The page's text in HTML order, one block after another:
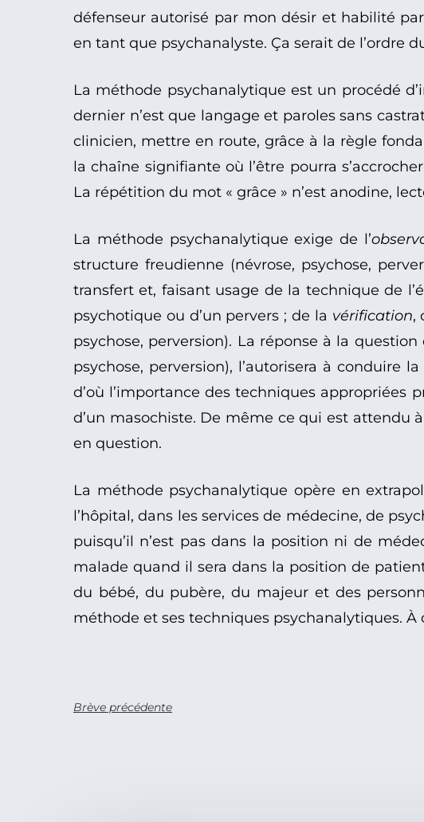
défenseur autorisé par mon désir et habilité
en tant que psychanalyste. Ça serait de l’ordre
La méthode psychanalytique est un procédé
dernier n’est que langage et paroles sans
clinicien, mettre en route, grâce à la règle
la chaîne signifiante où l’être pourra
La répétition du mot « grâce » n’est anodine,
La méthode psychanalytique exige de l’
structure freudienne (névrose, psychose,
transfert et, faisant usage de la technique de
psychotique ou d’un pervers ; de la vérification,
psychose, perversion). La réponse à la
psychose, perversion), l’autorisera à conduire
d’où l’importance des techniques appropriées
d’un masochiste. De même ce qui est attendu
en question.
La méthode psychanalytique opère en
l’hôpital, dans les services de médecine, de
puisqu’il n’est pas dans la position ni de
malade quand il sera dans la position de
du bébé, du pubère, du majeur et des
méthode et ses techniques psychanalytiques. À
Brève précédente